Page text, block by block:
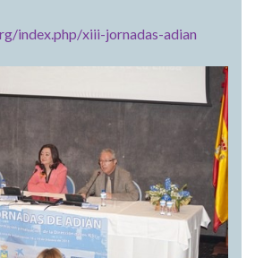
index.php/xiii-jornadas-adian